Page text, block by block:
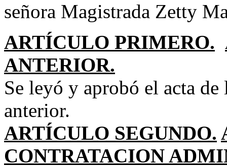
señora Magistrada Zetty
ARTÍCULO PRIMERO.
ANTERIOR.
Se leyó y aprobó el acta
anterior.
ARTÍCULO SEGUNDO.
CONTRATACION